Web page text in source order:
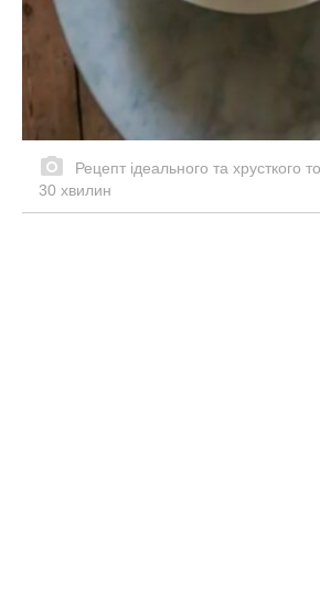
Рецепт ідеального та хрусткого
30 хвилин